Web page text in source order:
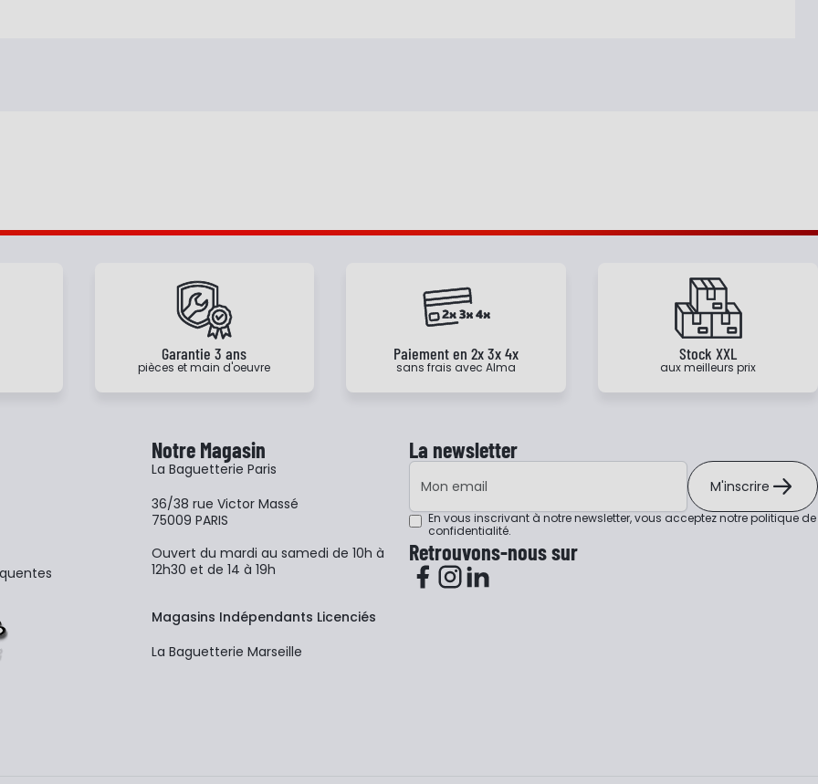
Garantie 3 ans
pièces et main d'oeuvre
Paiement en 2x 3x 4x
sans frais avec Alma
Stock XXL
aux meilleurs prix
Notre Magasin
La Baguetterie Paris
36/38 rue Victor Massé
75009 PARIS
Ouvert du mardi au samedi de 10h à
12h30 et de 14 à 19h
Magasins Indépendants Licenciés
La Baguetterie Marseille
La newsletter
Adresse e-mail
M'inscrire
En vous inscrivant à notre newsletter, vous acceptez notrepolitique de
confidentialité.
Retrouvons-nous sur